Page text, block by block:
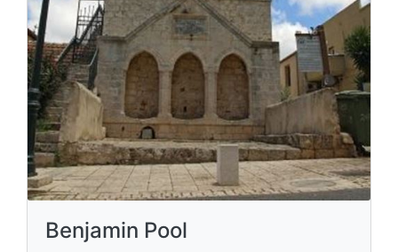
Benjamin Pool